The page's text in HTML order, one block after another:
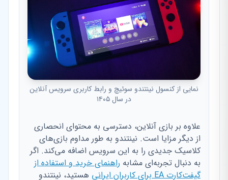
نمایی از کنسول نینتندو سوئیچ و رابط کاربری سرویس آنلاین
در سال ۱۴۰۵
علاوه بر بازی آنلاین، دسترسی به محتوای انحصاری
از دیگر مزایا است. نینتندو به طور مداوم بازی‌های
کلاسیک جدیدی را به این سرویس اضافه می‌کند. اگر
به دنبال تجربه‌ای مشابه راهنمای خرید و استفاده از
گیفت‌کارت EA برای کاربران ایرانی
هستید، نینتندو